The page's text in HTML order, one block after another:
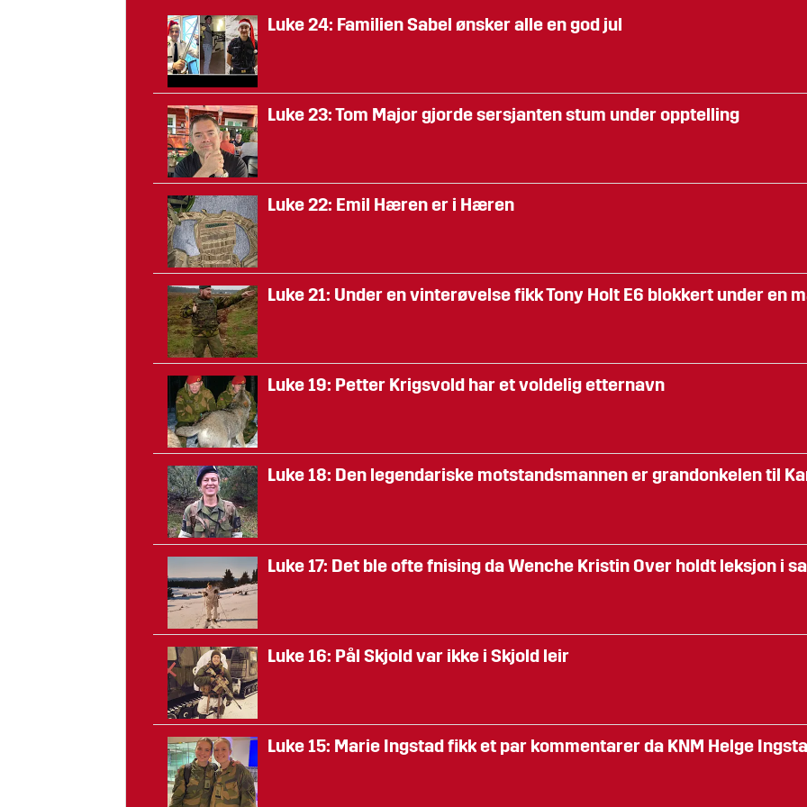
Luke 24: Familien Sabel ønsker alle en god jul
Luke 23: Tom Major gjorde sersjanten stum under opptelling
Luke 22: Emil Hæren er i Hæren
Luke 21: Under en vinterøvelse fikk Tony Holt E6 blokkert under en
Luke 19: Petter Krigsvold har et voldelig etternavn
Luke 18: Den legendariske motstandsmannen er grandonkelen til
Luke 17: Det ble ofte fnising da Wenche Kristin Over holdt leksjon i
Luke 16: Pål Skjold var ikke i Skjold leir
Luke 15: Marie Ingstad fikk et par kommentarer da KNM Helge